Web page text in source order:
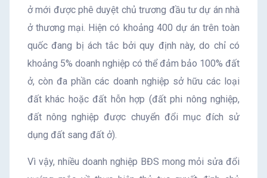
ở mới được phê duyệt chủ trương đầu tư dự án nhà
ở thương mại. Hiện có khoảng 400 dự án trên toàn
quốc đang bị ách tắc bởi quy định này, do chỉ có
khoảng 5% doanh nghiệp có thể đảm bảo 100% đất
ở, còn đa phần các doanh nghiệp sở hữu các loại
đất khác hoặc đất hỗn hợp (đất phi nông nghiệp,
đất nông nghiệp được chuyển đổi mục đích sử
dụng đất sang đất ở).
Vì vậy, nhiều doanh nghiệp BĐS mong mỏi sửa đổi